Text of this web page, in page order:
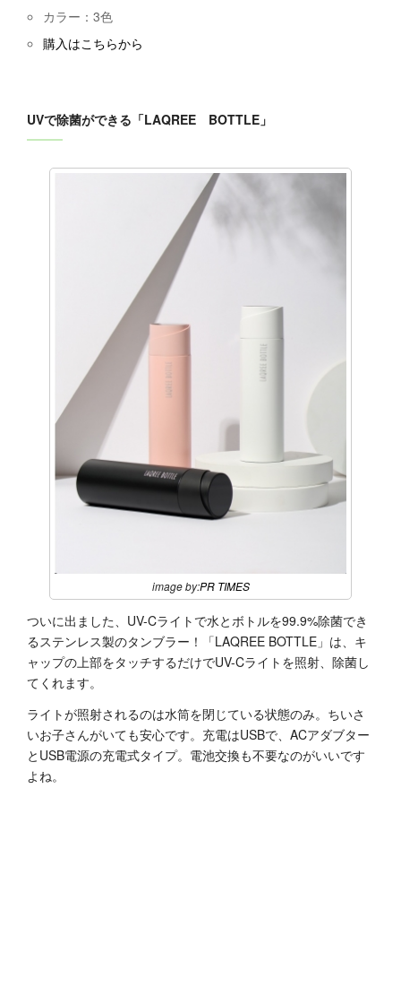
カラー：3色
購入はこちらから
UVで除菌ができる「LAQREE BOTTLE」
image by:PR TIMES
ついに出ました、UV-Cライトで水とボトルを99.9%除菌でき
るステンレス製のタンブラー！「LAQREE BOTTLE」は、キ
ャップの上部をタッチするだけでUV-Cライトを照射、除菌し
てくれます。
ライトが照射されるのは水筒を閉じている状態のみ。ちいさ
いお子さんがいても安心です。充電はUSBで、ACアダブター
とUSB電源の充電式タイプ。電池交換も不要なのがいいです
よね。